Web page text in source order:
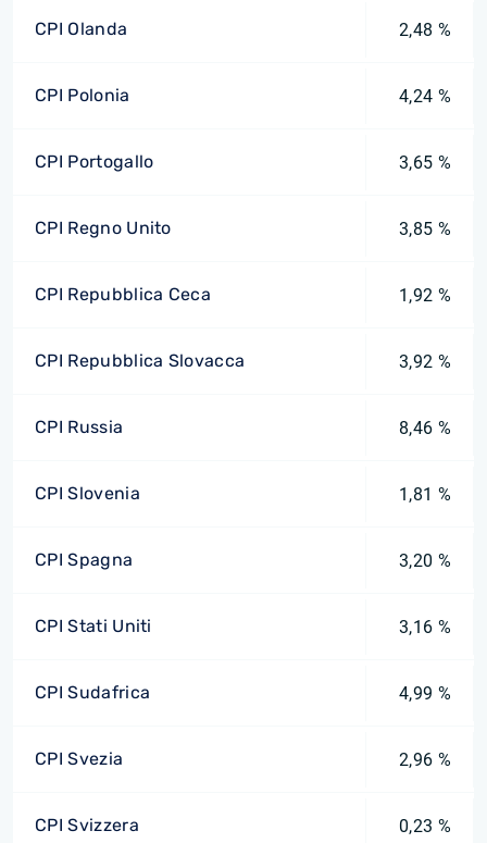
CPI Olanda 2,48 %
CPI Polonia 4,24 %
CPI Portogallo 3,65 %
CPI Regno Unito 3,85 %
CPI Repubblica Ceca 1,92 %
CPI Repubblica Slovacca 3,92 %
CPI Russia 8,46 %
CPI Slovenia 1,81 %
CPI Spagna 3,20 %
CPI Stati Uniti 3,16 %
CPI Sudafrica 4,99 %
CPI Svezia 2,96 %
CPI Svizzera 0,23 %